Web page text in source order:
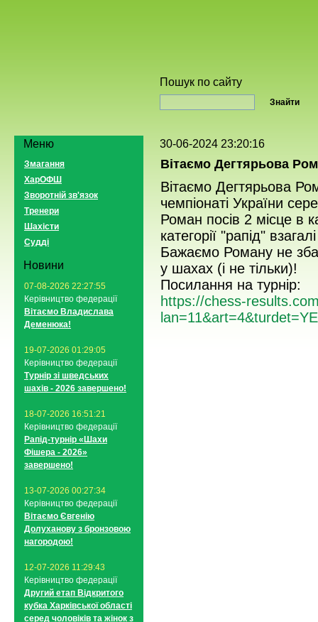
Пошук по сайту
Меню
Змагання
ХарОФШ
Зворотній зв'язок
Тренери
Шахісти
Судді
Новини
07-08-2026 22:27:55
Керівництво федерації
Вітаємо Владислава
Деменюка!
19-07-2026 01:29:05
Керівництво федерації
Турнір зі шведських
шахів - 2026 завершено!
18-07-2026 16:51:21
Керівництво федерації
Рапід-турнір «Шахи
Фішера - 2026»
завершено!
13-07-2026 00:27:34
Керівництво федерації
Вітаємо Євгенію
Долуханову з бронзовою
нагородою!
12-07-2026 11:29:43
Керівництво федерації
Другий етап Відкритого
кубка Харківської області
серед чоловіків та жінок з
30-06-2024 23:20:16
Вітаємо Дегтярьова
Вітаємо Дегтярьова
чемпіонаті України
Роман посів 2 місце в
категорії "рапід"
Бажаємо Роману не
у шахах (і не тільки)!
Посилання на турнір:
https://chess-